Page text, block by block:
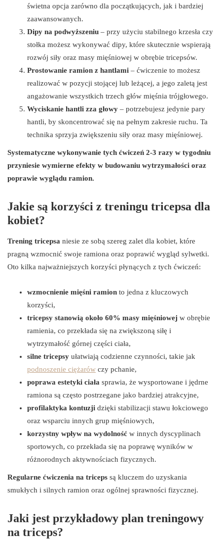
świetna opcja zarówno dla początkujących, jak i bardziej
zaawansowanych.
Dipy na podwyższeniu – przy użyciu stabilnego krzesła czy
stołka możesz wykonywać dipy, które skutecznie wspierają
rozwój siły oraz masy mięśniowej w obrębie tricepsów.
Prostowanie ramion z hantlami – ćwiczenie to możesz
realizować w pozycji stojącej lub leżącej, a jego zaletą jest
angażowanie wszystkich trzech głów mięśnia trójgłowego.
Wyciskanie hantli zza głowy – potrzebujesz jedynie pary
hantli, by skoncentrować się na pełnym zakresie ruchu. Ta
technika sprzyja zwiększeniu siły oraz masy mięśniowej.
Systematyczne wykonywanie tych ćwiczeń 2-3 razy w tygodniu
przyniesie wymierne efekty w budowaniu wytrzymałości oraz
poprawie wyglądu ramion.
Jakie są korzyści z treningu tricepsa dla
kobiet?
Trening tricepsa niesie ze sobą szereg zalet dla kobiet, które
pragną wzmocnić swoje ramiona oraz poprawić wygląd sylwetki.
Oto kilka najważniejszych korzyści płynących z tych ćwiczeń:
wzmocnienie mięśni ramion to jedna z kluczowych
korzyści,
tricepsy stanowią około 60% masy mięśniowej w obrębie
ramienia, co przekłada się na zwiększoną siłę i
wytrzymałość górnej części ciała,
silne tricepsy ułatwiają codzienne czynności, takie jak
podnoszenie ciężarów czy pchanie,
poprawa estetyki ciała sprawia, że wysportowane i jędrne
ramiona są często postrzegane jako bardziej atrakcyjne,
profilaktyka kontuzji dzięki stabilizacji stawu łokciowego
oraz wsparciu innych grup mięśniowych,
korzystny wpływ na wydolność w innych dyscyplinach
sportowych, co przekłada się na poprawę wyników w
różnorodnych aktywnościach fizycznych.
Regularne ćwiczenia na triceps są kluczem do uzyskania
smukłych i silnych ramion oraz ogólnej sprawności fizycznej.
Jaki jest przykładowy plan treningowy
na triceps?